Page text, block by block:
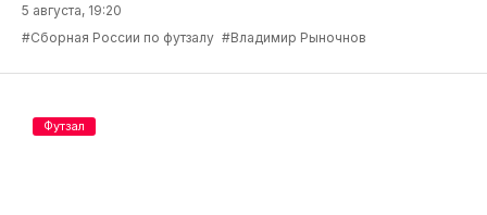
5 августа, 19:20
#Сборная России по футзалу #Владимир Рыночнов
Футзал